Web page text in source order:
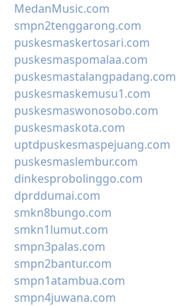
MedanMusic.com
smpn2tenggarong.com
puskesmaskertosari.com
puskesmaspomalaa.com
puskesmastalangpadang.com
puskesmaskemusu1.com
puskesmaswonosobo.com
puskesmaskota.com
uptdpuskesmaspejuang.com
puskesmaslembur.com
dinkesprobolinggo.com
dprddumai.com
smkn8bungo.com
smkn1lumut.com
smpn3palas.com
smpn2bantur.com
smpn1atambua.com
smpn4juwana.com